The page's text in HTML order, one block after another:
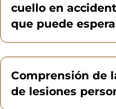
cuello en
que puede
Comprensión de
de lesiones